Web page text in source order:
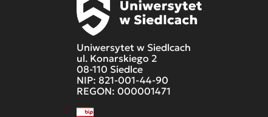
Uniwersytet w Siedlcach
ul. Konarskiego 2
08-110 Siedlce
NIP: 821-001-44-90
REGON: 000001471